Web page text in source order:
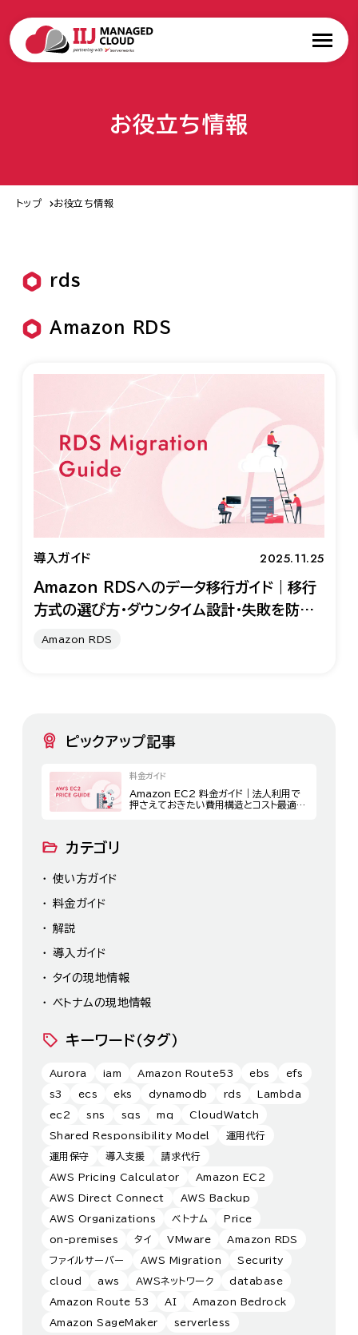
お役立ち情報
トップ お役立ち情報
rds
Amazon RDS
導入ガイド 2025.11.25
Amazon RDSへのデータ移行ガイド｜移行
方式の選び方・ダウンタイム設計・失敗を防ぐ
Amazon RDS
ピックアップ記事
料金ガイド
Amazon EC2 料金ガイド｜法人利用で
押さえておきたい費用構造とコスト最適化
カテゴリ
使い方ガイド
料金ガイド
解説
導入ガイド
タイの現地情報
ベトナムの現地情報
キーワード（タグ）
Aurora iam Amazon Route53 ebs efs
s3 ecs eks dynamodb rds Lambda
ec2 sns sqs mq CloudWatch
Shared Responsibility Model 運用代行
運用保守 導入支援 請求代行
AWS Pricing Calculator Amazon EC2
AWS Direct Connect AWS Backup
AWS Organizations ベトナム Price
on-premises タイ VMware Amazon RDS
ファイルサーバー AWS Migration Security
cloud aws AWSネットワーク database
Amazon Route 53 AI Amazon Bedrock
Amazon SageMaker serverless